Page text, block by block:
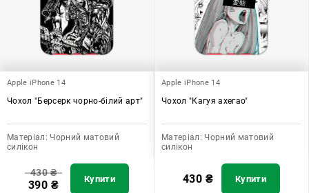
Apple iPhone 14
Чохол "Берсерк чорно-білий арт"
Матеріал: Чорний матовий
силікон
430₴
390 ₴ Купити
Apple iPhone 14
Чохол "Кагуя ахегао"
Матеріал: Чорний матовий
силікон
430 ₴ Купити